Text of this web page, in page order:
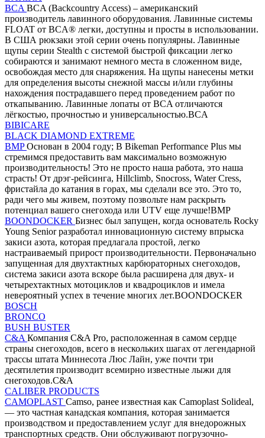
BCA BCA (Backcountry Access) – американский
производитель лавинного оборудования. Лавинные системы
FLOAT от BCA® легки, доступны и просты в использовании.
В США рюкзаки этой серии очень популярны. Лавинные
щупы серии Stealth с системой быстрой фиксации легко
собираются и занимают немного места в сложенном виде,
освобождая место для снаряжения. На щупы нанесены метки
для определения высоты снежной массы и/или глубины
нахождения пострадавшего перед проведением работ по
откапыванию. Лавинные лопаты от BCA отличаются
лёгкостью, прочностью и универсальностью.BCA
BIBICARE
BLACK DIAMOND EXTREME
BMPОснован в 2004 году; В Bikeman Performance Plus мы
стремимся предоставить вам максимально возможную
производительность! Это не просто наша работа, это наша
страсть! От дрэг-рейсинга, Hillclimb, Snocross, Water Cress,
фристайла до катания в горах, мы сделали все это. Это то,
ради чего мы живем, поэтому позвольте нам раскрыть
потенциал вашего снегохода или UTV еще лучше!BMP
BOONDOCKER Бизнес был запущен, когда основатель Rocky
Young Senior разработал инновационную систему впрыска
закиси азота, которая предлагала простой, легко
настраиваемый прирост производительности. Первоначально
запущенная для двухтактных карбюраторных снегоходов,
система закиси азота вскоре была расширена для двух- и
четырехтактных мотоциклов и квадроциклов и имела
невероятный успех в течение многих лет.BOONDOCKER
BOSCH
BRONCO
BUSH BUSTER
C&A Компания C&A Pro, расположенная в самом сердце
страны снегоходов, всего в нескольких шагах от легендарной
трассы штата Миннесота Люс Лайн, уже почти три
десятилетия производит всемирно известные лыжи для
снегоходов.C&A
CALIBER PRODUCTS
CAMOPLAST Camso, ранее известная как Camoplast Solideal,
— это частная канадская компания, которая занимается
производством и предоставлением услуг для внедорожных
транспортных средств. Они обслуживают погрузочно-